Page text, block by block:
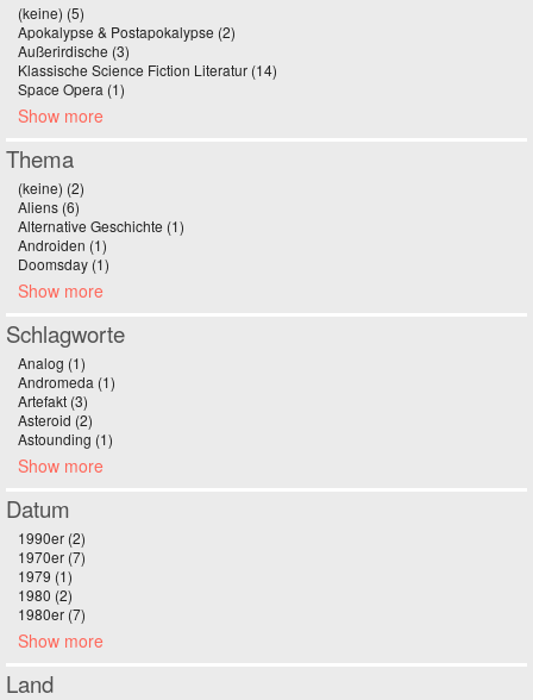
(keine) (5)
Apokalypse & Postapokalypse (2)
Außerirdische (3)
Klassische Science Fiction Literatur (14)
Space Opera (1)
Show more
Thema
(keine) (2)
Aliens (6)
Alternative Geschichte (1)
Androiden (1)
Doomsday (1)
Show more
Schlagworte
Analog (1)
Andromeda (1)
Artefakt (3)
Asteroid (2)
Astounding (1)
Show more
Datum
1990er (2)
1970er (7)
1979 (1)
1980 (2)
1980er (7)
Show more
Land